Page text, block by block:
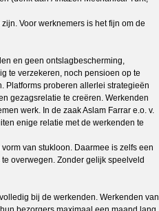
Voor werknemers is het fijn om de
en geen ontslagbescherming,
te verzekeren, noch pensioen op te
Platforms proberen allerlei strategieën
gezagsrelatie te creëren. Werkenden
werk. In de zaak Aslam Farrar e.o. v.
enige relatie met de werkenden te
van stukloon. Daarmee is zelfs een
overwegen. Zonder gelijk speelveld
bij de werkenden. Werkenden van